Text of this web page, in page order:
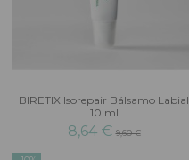
BIRETIX Isorepair Bálsamo Labial
10 ml
8,64 €9,60 €